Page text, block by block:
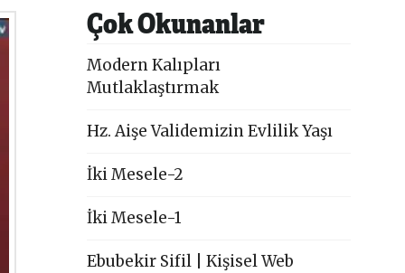
Çok Okunanlar
Modern Kalıpları
Mutlaklaştırmak
Hz. Aişe Validemizin Evlilik Yaşı
İki Mesele-2
İki Mesele-1
Ebubekir Sifil | Kişisel Web